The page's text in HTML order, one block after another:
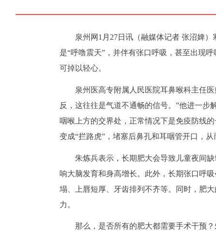
泉州网1月27日讯（融媒体记者 张沼婢
是“呼噜震天”，并伴有张口呼吸，甚至出现
可掉以轻心。
泉州医高专附属人民医院耳鼻喉科主任
反，这往往是气道不通畅的信号。”他进一步
咽喉上方的交界处，正常情况下是免疫防线
变成“拦路虎”，堵塞后鼻孔和耳咽管开口，
朱炼兵表示，长期肥大会导致儿童夜间
响大脑发育和身高增长。此外，长期张口呼
塌、上唇短厚、牙齿排列不齐等。同时，肥
力。
那么，是否所有的肥大都需要手术干预